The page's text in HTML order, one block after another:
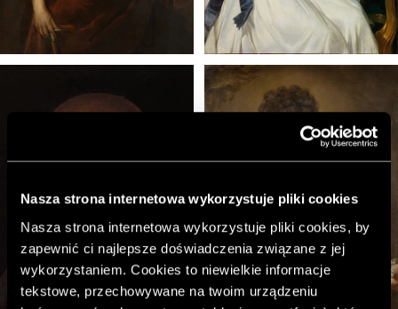
Nasza strona internetowa wykorzystuje pliki cookies
Nasza strona internetowa wykorzystuje pliki cookies, by
zapewnić ci najlepsze doświadczenia związane z jej
wykorzystaniem. Cookies to niewielkie informacje
tekstowe, przechowywane na twoim urządzeniu